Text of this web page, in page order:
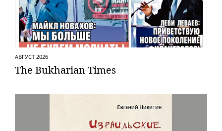
АВГУСТ 2026
The Bukharian Times